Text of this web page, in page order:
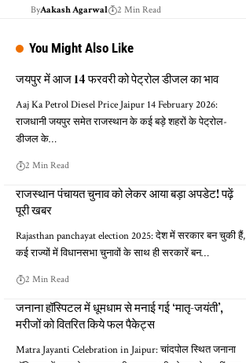
ByAakash Agarwal 2 Min Read
You Might Also Like
जयपुर में आज 14 फरवरी को पेट्रोल डीजल का भाव
Aaj Ka Petrol Diesel Price Jaipur 14 February 2026:
राजधानी जयपुर समेत राजस्थान के कई बड़े शहरों के पेट्रोल-
डीजल के…
2 Min Read
राजस्थान पंचायत चुनाव को लेकर आया बड़ा अपडेट! पढ़ें
पूरी खबर
Rajasthan panchayat election 2025: देश में सरकार बन चुकी हैं,
कई राज्यों में विधानसभा चुनावों के साथ ही सरकारें बन…
2 Min Read
जनाना हॉस्पिटल में धूमधाम से मनाई गई ‘मातृ-जयंती’,
मरीजों को वितरित किये फल पैकेट्स
Matra Jayanti Celebration in Jaipur: चांदपोल स्थित जनाना